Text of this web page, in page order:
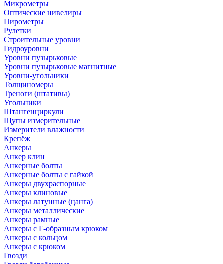
Микрометры
Оптические нивелиры
Пирометры
Рулетки
Строительные уровни
Гидроуровни
Уровни пузырьковые
Уровни пузырьковые магнитные
Уровни-угольники
Толщиномеры
Треноги (штативы)
Угольники
Штангенциркули
Щупы измерительные
Измерители влажности
Крепёж
Анкеры
Анкер клин
Анкерные болты
Анкерные болты с гайкой
Анкеры двухраспорные
Анкеры клиновые
Анкеры латунные (цанга)
Анкеры металлические
Анкеры рамные
Анкеры с Г-образным крюком
Анкеры с кольцом
Анкеры с крюком
Гвозди